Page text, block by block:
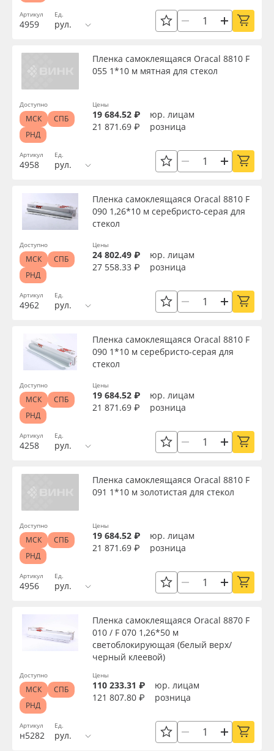
Артикул
4959
Ед.
рул.
Артикул
4958
Пленка самоклеящаяся Oracal 8810 F
055 1*10 м мятная для стекол
Ед.
рул.
Цены
19 684.52 ₽
юр. лицам
21 871.69 ₽
розница
Доступно
МСК
СПБ
РНД
Артикул
4962
Пленка самоклеящаяся Oracal 8810 F
090 1,26*10 м серебристо-серая для
стекол
Ед.
рул.
Цены
24 802.49 ₽
юр. лицам
27 558.33 ₽
розница
Доступно
МСК
СПБ
РНД
Артикул
4258
Пленка самоклеящаяся Oracal 8810 F
090 1*10 м серебристо-серая для
стекол
Ед.
рул.
Цены
19 684.52 ₽
юр. лицам
21 871.69 ₽
розница
Доступно
МСК
СПБ
РНД
Артикул
4956
Пленка самоклеящаяся Oracal 8810 F
091 1*10 м золотистая для стекол
Ед.
рул.
Цены
19 684.52 ₽
юр. лицам
21 871.69 ₽
розница
Доступно
МСК
СПБ
РНД
Артикул
н5282
Пленка самоклеящаяся Oracal 8870 F
010 / F 070 1,26*50 м
светоблокирующая (белый верх/
черный клеевой)
Ед.
рул.
Цены
110 233.31 ₽
юр. лицам
121 807.80 ₽
розница
Доступно
МСК
СПБ
РНД